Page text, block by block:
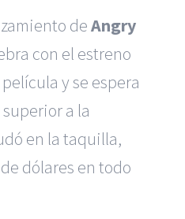
deAngry
con el estreno
y se espera
a la
en la taquilla,
dólares en todo